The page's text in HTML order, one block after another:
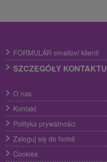
FORMULÁR emailoví klienti
SZCZEGÓŁY KONTAKTU
O nas
Kontakt
Polityka prywatności
Zaloguj się do hoteli
Cookies